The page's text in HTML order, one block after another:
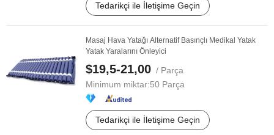
Tedarikçi ile İletişime Geçin
Masaj Hava Yatağı Alternatif Basınçlı Medikal Yatak
Yatak Yaralarını Önleyici
$19,5-21,00 / Parça
Minimum miktar:50 Parça
Tedarikçi ile İletişime Geçin